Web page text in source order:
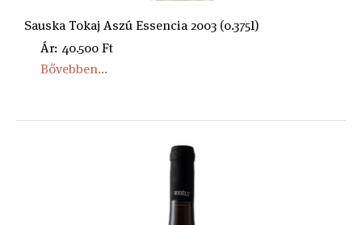
Sauska Tokaj Aszú Essencia 2003 (0.375l)
Ár: 40.500 Ft
Bővebben...